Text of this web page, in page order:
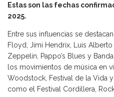
Estas son las fechas
2025.
Entre sus influencias se
Floyd, Jimi Hendrix, Luis
Zeppelin, Pappo’s Blues y
los movimientos de música en
Woodstock, Festival de la Vida
como el Festival Cordillera,